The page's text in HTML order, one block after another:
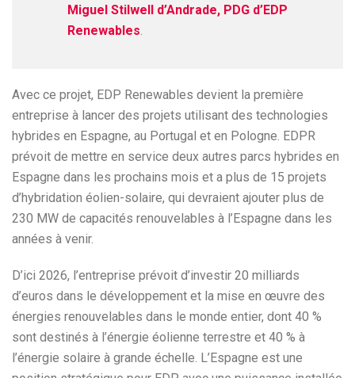
Miguel Stilwell d’Andrade, PDG d’EDP
Renewables.
Avec ce projet, EDP Renewables devient la première
entreprise à lancer des projets utilisant des technologies
hybrides en Espagne, au Portugal et en Pologne. EDPR
prévoit de mettre en service deux autres parcs hybrides en
Espagne dans les prochains mois et a plus de 15 projets
d’hybridation éolien-solaire, qui devraient ajouter plus de
230 MW de capacités renouvelables à l’Espagne dans les
années à venir.
D’ici 2026, l’entreprise prévoit d’investir 20 milliards
d’euros dans le développement et la mise en œuvre des
énergies renouvelables dans le monde entier, dont 40 %
sont destinés à l’énergie éolienne terrestre et 40 % à
l’énergie solaire à grande échelle. L’Espagne est une